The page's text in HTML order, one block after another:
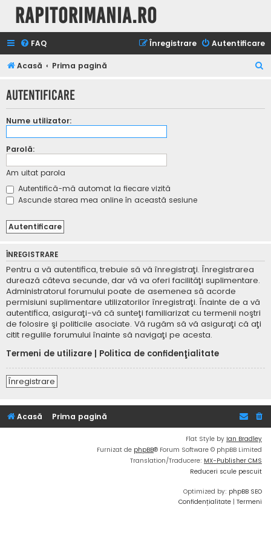
Rapitorimania.ro
FAQ Autentificare
Înregistrare
Acasă Prima pagină
t
Autentificare
Nume utilizator:
Parolă:
Am uitat parola
Autentifică-mă automat la fiecare vizită
Ascunde starea mea online în această sesiune
ÎNREGISTRARE
Pentru a vă autentifica, trebuie să vă înregistraţi. Înregistrarea
durează câteva secunde, dar vă va oferi facilităţi suplimentare.
Administratorul forumului poate de asemenea să acorde
permisiuni suplimentare utilizatorilor înregistraţi. Înainte de a vă
autentifica, asiguraţi-vă că sunteţi familiarizat cu termenii noştri
de folosire şi politicile asociate. Vă rugăm să vă asiguraţi că aţi
citit regulile forumului înainte să navigaţi pe acesta.
Termeni de utilizare
Politica de confidenţialitate
Înregistrare
Acasă Prima pagină
Flat Style by Ian Bradley
Furnizat de phpBB® Forum Software © phpBB Limited
Translation/Traducere: MX-Publisher CMS
Reduceri scule pescuit
Optimized by: phpBB SEO
Confidențialitate | Termeni